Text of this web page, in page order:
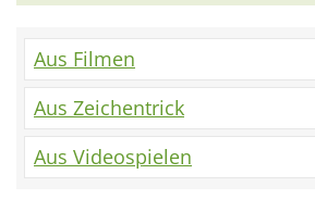
Aus Filmen
Aus Zeichentrick
Aus Videospielen